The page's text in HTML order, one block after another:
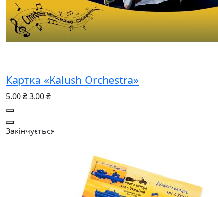
Картка «Kalush Orchestra»
5.00 ₴3.00 ₴
Закінчується